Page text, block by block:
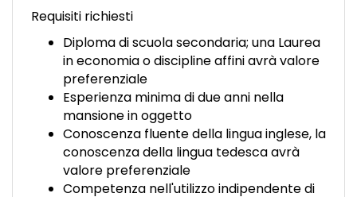
Requisiti richiesti
Diploma di scuola secondaria; una Laurea
in economia o discipline affini avrà valore
preferenziale
Esperienza minima di due anni nella
mansione in oggetto
Conoscenza fluente della lingua inglese, la
conoscenza della lingua tedesca avrà
valore preferenziale
Competenza nell'utilizzo indipendente di